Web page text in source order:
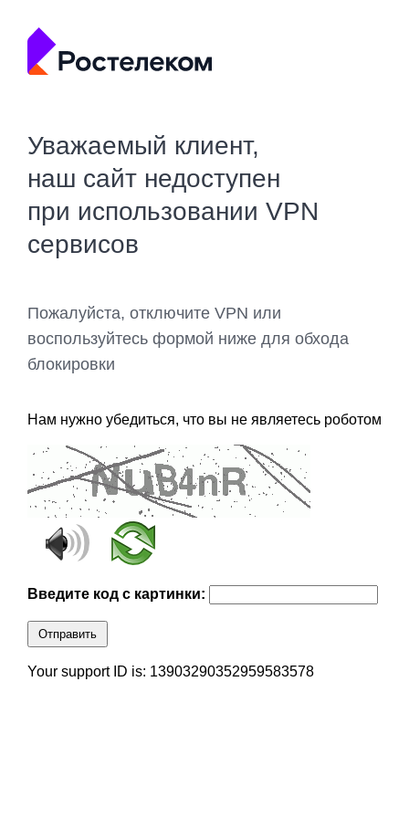
Уважаемый клиент,
наш сайт недоступен
при использовании VPN
сервисов
Пожалуйста, отключите VPN или
воспользуйтесь формой ниже для обхода
блокировки
Нам нужно убедиться, что вы не являетесь роботом
Введите код с картинки:
Отправить
Your support ID is: 13903290352959583578